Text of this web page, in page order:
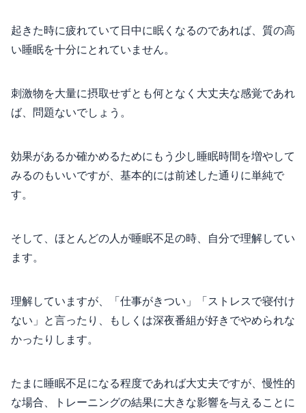
起きた時に疲れていて日中に眠くなるのであれば、質の高
い睡眠を十分にとれていません。
刺激物を大量に摂取せずとも何となく大丈夫な感覚であれ
ば、問題ないでしょう。
効果があるか確かめるためにもう少し睡眠時間を増やして
みるのもいいですが、基本的には前述した通りに単純で
す。
そして、ほとんどの人が睡眠不足の時、自分で理解してい
ます。
理解していますが、「仕事がきつい」「ストレスで寝付け
ない」と言ったり、もしくは深夜番組が好きでやめられな
かったりします。
たまに睡眠不足になる程度であれば大丈夫ですが、慢性的
な場合、トレーニングの結果に大きな影響を与えることに